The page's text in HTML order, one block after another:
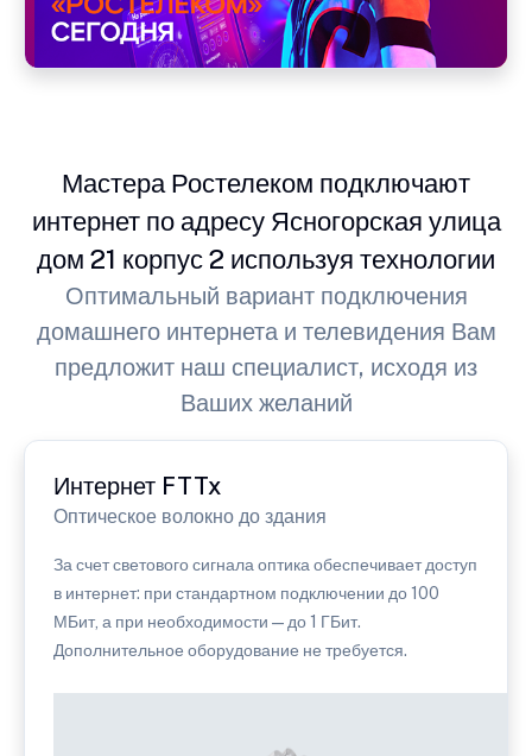
Мастера Ростелеком подключают
интернет по адресу Ясногорская улица
дом 21 корпус 2 используя технологии
Оптимальный вариант подключения
домашнего интернета и телевидения Вам
предложит наш специалист, исходя из
Ваших желаний
Интернет FTTx
Оптическое волокно до здания
За счет светового сигнала оптика обеспечивает доступ
в интернет: при стандартном подключении до 100
МБит, а при необходимости — до 1 ГБит.
Дополнительное оборудование не требуется.